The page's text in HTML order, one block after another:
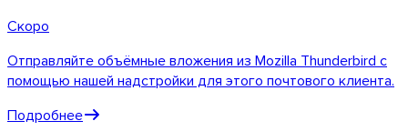
Скоро
Отправляйте объёмные вложения из Mozilla Thunderbird с
помощью нашей надстройки для этого почтового клиента.
Подробнее